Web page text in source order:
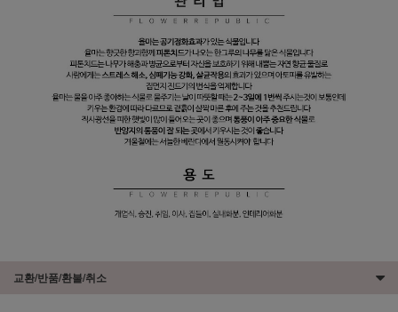
교환/반품/환불/취소